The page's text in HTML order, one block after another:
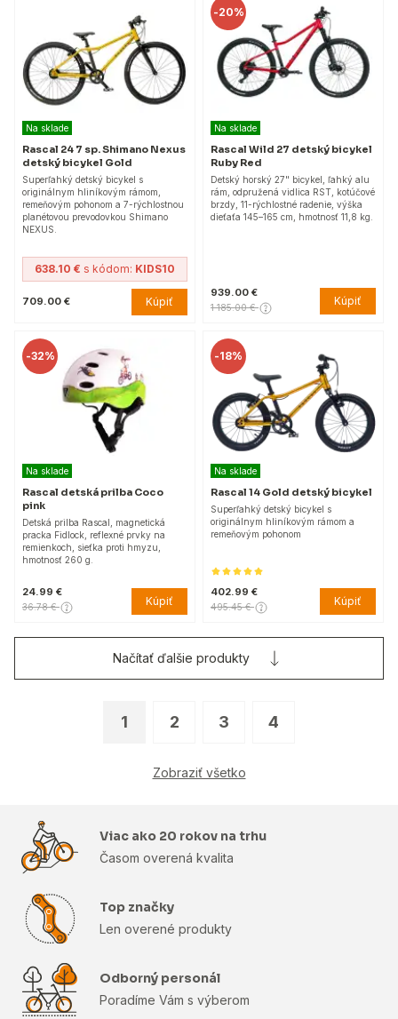
Na sklade
Rascal 24 7 sp. Shimano Nexus
detský bicykel Gold
Superľahký detský bicykel s
originálnym hliníkovým rámom,
remeňovým pohonom a 7-rýchlostnou
planétovou prevodovkou Shimano
NEXUS.
638.10 € s kódom: KIDS10
709.00 € Kúpiť
-20%
Na sklade
Rascal Wild 27 detský bicykel
Ruby Red
Detský horský 27" bicykel, ľahký alu
rám, odpružená vidlica RST, kotúčové
brzdy, 11-rýchlostné radenie, výška
dieťaťa 145–165 cm, hmotnosť 11,8 kg.
939.00 €
1 185.00 € Kúpiť
-32%
Na sklade
Rascal detská prilba Coco
pink
Detská prilba Rascal, magnetická
pracka Fidlock, reflexné prvky na
remienkoch, sieťka proti hmyzu,
hmotnosť 260 g.
24.99 €
36.78 € Kúpiť
-18%
Na sklade
Rascal 14 Gold detský bicykel
Superľahký detský bicykel s
originálnym hliníkovým rámom a
remeňovým pohonom
402.99 €
495.45 € Kúpiť
1 2 3 4
Zobraziť všetko
Načítať ďalšie produkty
Viac ako 20 rokov na trhu
Časom overená kvalita
Top značky
Len overené produkty
Odborný personál
Poradíme Vám s výberom